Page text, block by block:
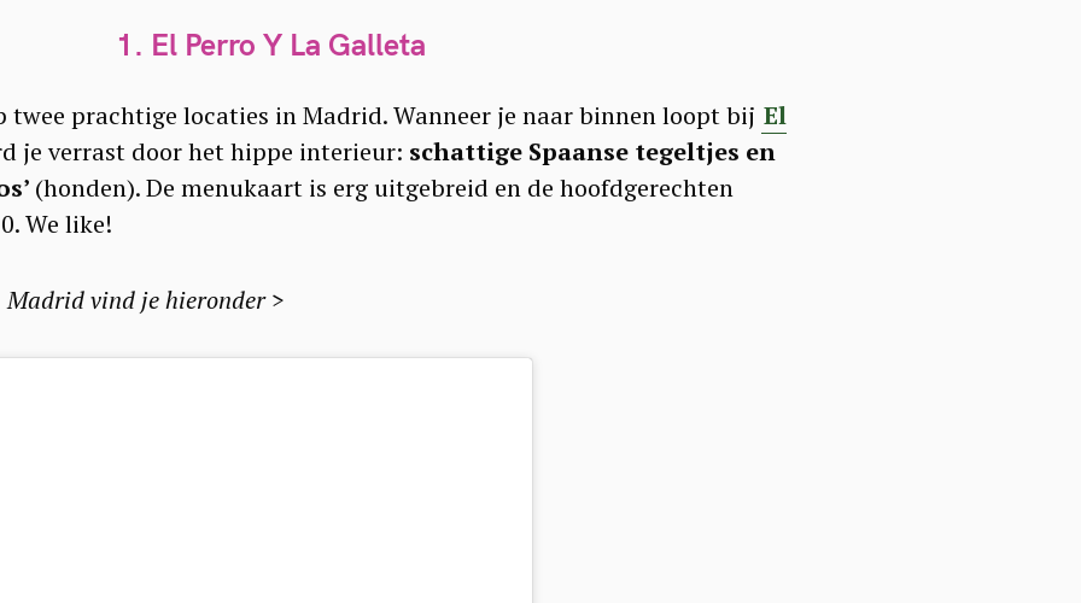
1. El Perro Y La Galleta
prachtige locaties in Madrid. Wanneer je naar binnen loopt bij El
je verrast door het hippe interieur: schattige Spaanse tegeltjes en
(honden). De menukaart is erg uitgebreid en de hoofdgerechten
We like!
vind je hieronder >